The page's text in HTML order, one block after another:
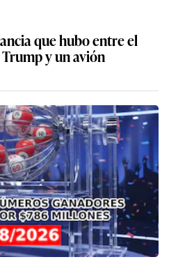
que hubo entre el
y un avión